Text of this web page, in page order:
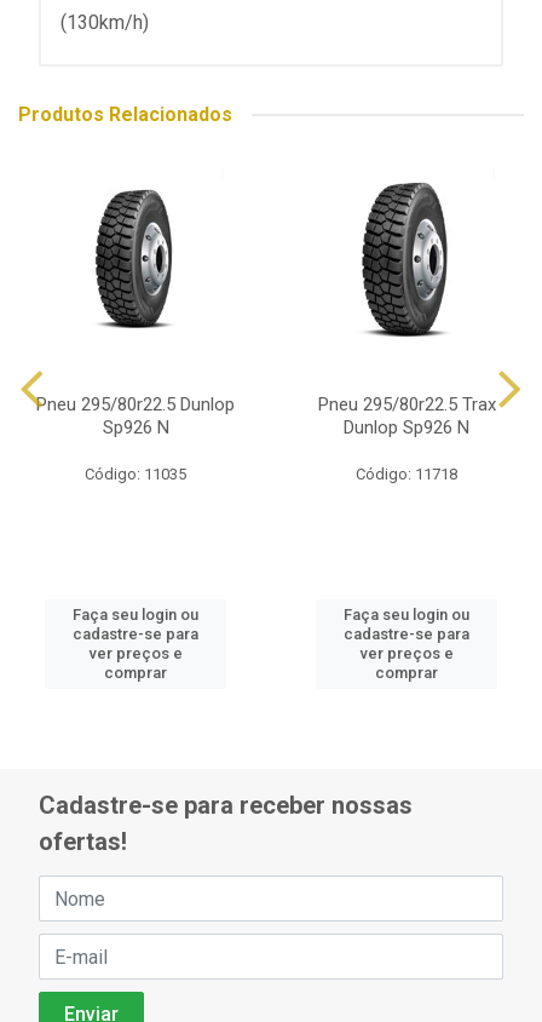
(130km/h)
Produtos Relacionados
Pneu 295/80r22.5 Dunlop
Sp926 N
Código: 11035
Faça seu login ou
cadastre-se para
ver preços e
comprar
Pneu 295/80r22.5 Trax
Dunlop Sp926 N
Código: 11718
Faça seu login ou
cadastre-se para
ver preços e
comprar
Cadastre-se para receber nossas
ofertas!